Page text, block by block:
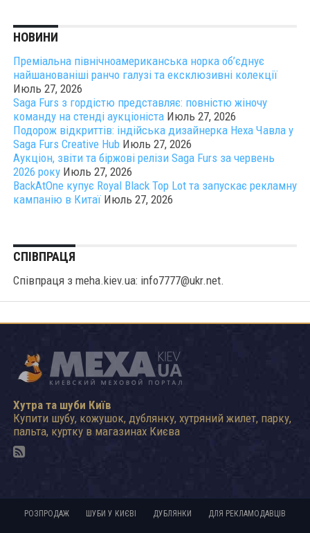
НОВИНИ
Преміальна північноамериканська норка об’єднує
найшанованіші ранчо галузі та ексклюзивні колекції
Июль 27, 2026
Saga Furs з гордістю представляє: повністю жіночу
команду на стенді аукціоніста Июль 27, 2026
Подорож відкриттів: індійська дизайнерка Неха Чавла у
Saga Furs Creative Hub Июль 27, 2026
Аукціон, звіти та біржові релізи Saga Furs за червень
2026 року Июль 27, 2026
BackAtOne купує Royal Black Top Lot та запускає рекламну
кампанію в Китаї Июль 27, 2026
СПІВПРАЦЯ
Співпраця з meha.kiev.ua: info7777@ukr.net.
Хутра та шуби Київ
Купити шубу, кожушок, дублянку, хутряний жилет, парку,
пальта, куртку в магазинах Києва
РОЗПРОДАЖ ШУБИ У КИЄВІ ДУБЛЯНКИ ДЛЯ РЕКЛАМОДАВЦІВ